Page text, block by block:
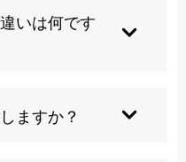
る無理な運動は控え
切なサポートなしで
べきです。
いは何です
不安定感や機能障害
ずに慢性化した状態
ますか？